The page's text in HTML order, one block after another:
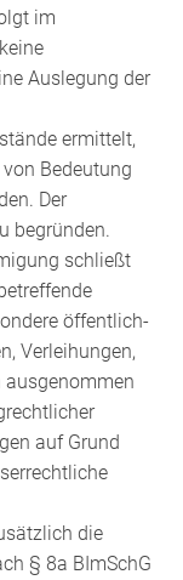
im
Auslegung der
ermittelt,
Bedeutung
Der
begründen.
schließt
öffentlich-
Verleihungen,
ausgenommen
auf Grund
die
§ 8a BImSchG